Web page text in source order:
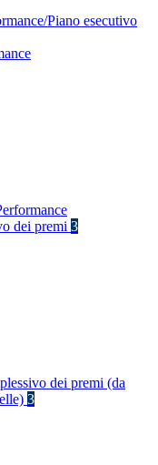
Piano esecutivo
dei premi 3
dei premi (da
3